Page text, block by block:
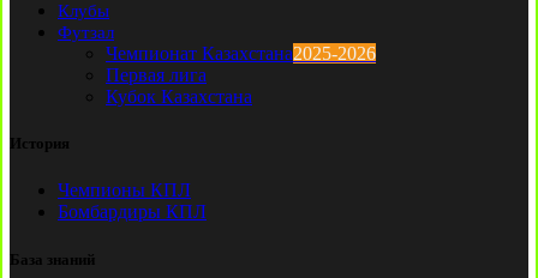
Клубы
Футзал
Чемпионат Казахстана2025-2026
Первая лига
Кубок Казахстана
История
Чемпионы КПЛ
Бомбардиры КПЛ
База знаний